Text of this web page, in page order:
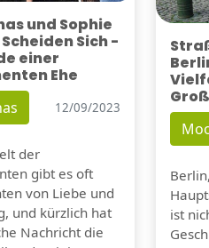
und Sophie
Sich -
einer
Ehe
12/09/2023
der
gibt es oft
von Liebe und
und kürzlich hat
Nachricht die
ist